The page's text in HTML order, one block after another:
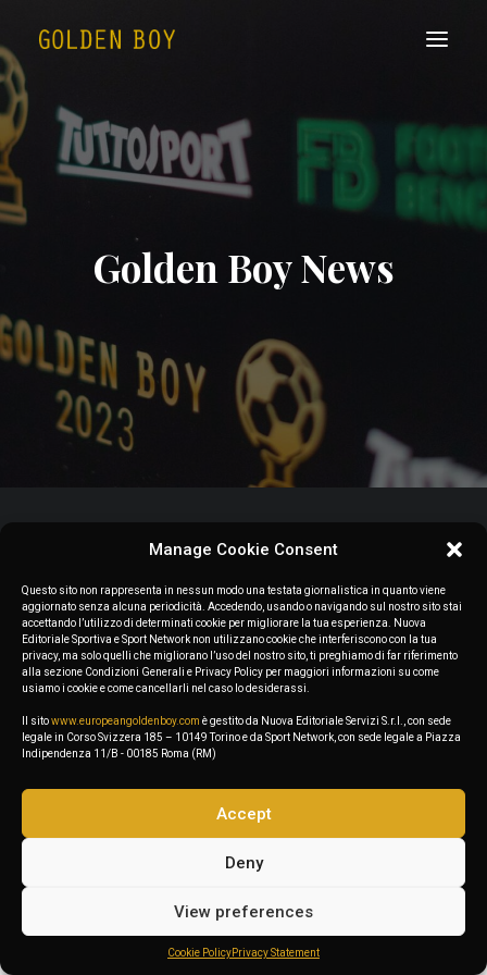
Manage Cookie Consent
Questo sito non rappresenta in nessun modo una testata giornalistica in quanto viene
aggiornato senza alcuna periodicità. Accedendo, usando o navigando sul nostro sito stai
accettando l’utilizzo di determinati cookie per migliorare la tua esperienza. Nuova
Editoriale Sportiva e Sport Network non utilizzano cookie che interferiscono con la tua
privacy, ma solo quelli che migliorano l’uso del nostro sito, ti preghiamo di far riferimento
alla sezione Condizioni Generali e Privacy Policy per maggiori informazioni su come
usiamo i cookie e come cancellarli nel caso lo desiderassi.
Il sitowww.europeangoldenboy.com è gestito da Nuova Editoriale Servizi S.r.l., con sede
legale in Corso Svizzera 185 – 10149 Torino e da Sport Network, con sede legale a Piazza
Indipendenza 11/B - 00185 Roma (RM)
Accept
Deny
View preferences
Cookie PolicyPrivacy Statement
Golden Boy News
August 1, 2023
Konstantelias, the new Greek
golden nugget
0 Comments 3 Minutes